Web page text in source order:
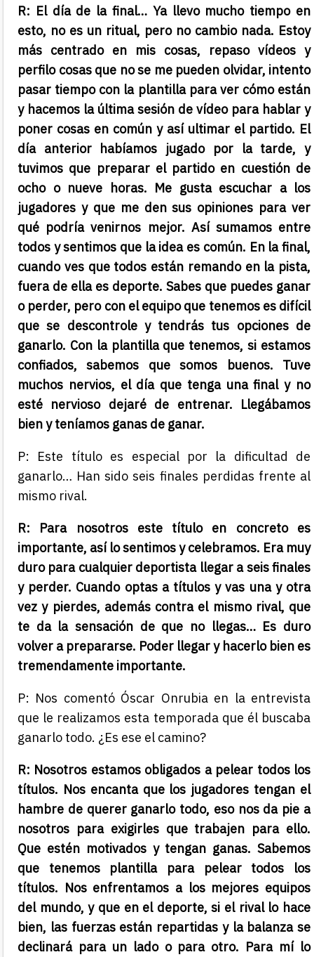
R: El día de la final… Ya llevo mucho tiempo en
esto, no es un ritual, pero no cambio nada. Estoy
más centrado en mis cosas, repaso vídeos y
perfilo cosas que no se me pueden olvidar, intento
pasar tiempo con la plantilla para ver cómo están
y hacemos la última sesión de vídeo para hablar y
poner cosas en común y así ultimar el partido. El
día anterior habíamos jugado por la tarde, y
tuvimos que preparar el partido en cuestión de
ocho o nueve horas. Me gusta escuchar a los
jugadores y que me den sus opiniones para ver
qué podría venirnos mejor. Así sumamos entre
todos y sentimos que la idea es común. En la final,
cuando ves que todos están remando en la pista,
fuera de ella es deporte. Sabes que puedes ganar
o perder, pero con el equipo que tenemos es difícil
que se descontrole y tendrás tus opciones de
ganarlo. Con la plantilla que tenemos, si estamos
confiados, sabemos que somos buenos. Tuve
muchos nervios, el día que tenga una final y no
esté nervioso dejaré de entrenar. Llegábamos
bien y teníamos ganas de ganar.
P: Este título es especial por la dificultad de
ganarlo… Han sido seis finales perdidas frente al
mismo rival.
R: Para nosotros este título en concreto es
importante, así lo sentimos y celebramos. Era muy
duro para cualquier deportista llegar a seis finales
y perder. Cuando optas a títulos y vas una y otra
vez y pierdes, además contra el mismo rival, que
te da la sensación de que no llegas… Es duro
volver a prepararse. Poder llegar y hacerlo bien es
tremendamente importante.
P: Nos comentó Óscar Onrubia en la entrevista
que le realizamos esta temporada que él buscaba
ganarlo todo. ¿Es ese el camino?
R: Nosotros estamos obligados a pelear todos los
títulos. Nos encanta que los jugadores tengan el
hambre de querer ganarlo todo, eso nos da pie a
nosotros para exigirles que trabajen para ello.
Que estén motivados y tengan ganas. Sabemos
que tenemos plantilla para pelear todos los
títulos. Nos enfrentamos a los mejores equipos
del mundo, y que en el deporte, si el rival lo hace
bien, las fuerzas están repartidas y la balanza se
declinará para un lado o para otro. Para mí lo